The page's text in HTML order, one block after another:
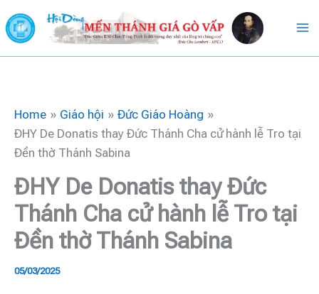
to
content
Home Giáo hội
Đức Giáo Hoàng
ĐHY De Donatis thay Đức Thánh Cha cử hành lễ Tro tại
Đền thờ Thánh Sabina
ĐHY De Donatis thay Đức
Thánh Cha cử hành lễ Tro tại
Đền thờ Thánh Sabina
05/03/2025